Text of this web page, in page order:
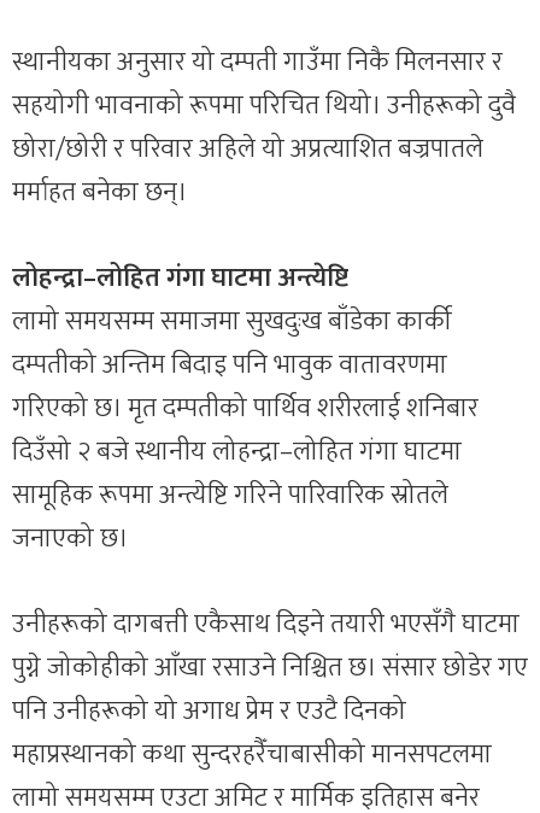
स्थानीयका अनुसार यो दम्पती गाउँमा निकै मिलनसार र
सहयोगी भावनाको रूपमा परिचित थियो। उनीहरूको दुवै
छोरा/छोरी र परिवार अहिले यो अप्रत्याशित बज्रपातले
मर्माहत बनेका छन्।
लोहन्द्रा–लोहित गंगा घाटमा अन्त्येष्टि
लामो समयसम्म समाजमा सुखदुःख बाँडेका कार्की
दम्पतीको अन्तिम बिदाइ पनि भावुक वातावरणमा
गरिएको छ। मृत दम्पतीको पार्थिव शरीरलाई शनिबार
दिउँसो २ बजे स्थानीय लोहन्द्रा–लोहित गंगा घाटमा
सामूहिक रूपमा अन्त्येष्टि गरिने पारिवारिक स्रोतले
जनाएको छ।
उनीहरूको दागबत्ती एकैसाथ दिइने तयारी भएसँगै घाटमा
पुग्ने जोकोहीको आँखा रसाउने निश्चित छ। संसार छोडेर गए
पनि उनीहरूको यो अगाध प्रेम र एउटै दिनको
महाप्रस्थानको कथा सुन्दरहरैँचाबासीको मानसपटलमा
लामो समयसम्म एउटा अमिट र मार्मिक इतिहास बनेर